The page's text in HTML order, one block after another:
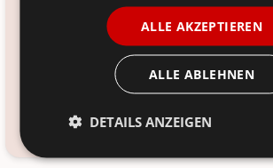
Voraussichtliche Lieferung:
Frage zum Produkt?Kundenservice
ALLE AKZEPTIEREN
ALLE ABLEHNEN
DETAILS ANZEIGEN